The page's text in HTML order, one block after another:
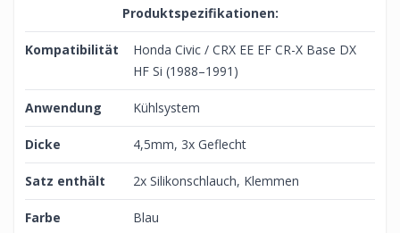
Produktspezifikationen:
Kompatibilität
Honda Civic / CRX EE EF CR-X Base DX
HF Si (1988–1991)
Anwendung Kühlsystem
Dicke 4,5mm, 3x Geflecht
Satz enthält 2x Silikonschlauch, Klemmen
Farbe Blau